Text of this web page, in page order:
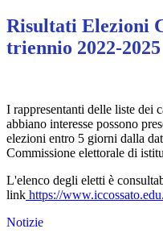
Risultati Elezioni
triennio 2022-2025
I rappresentanti delle liste dei
abbiano interesse possono
elezioni entro 5 giorni dalla
Commissione elettorale di
L'elenco degli eletti è
link https://
Notizie